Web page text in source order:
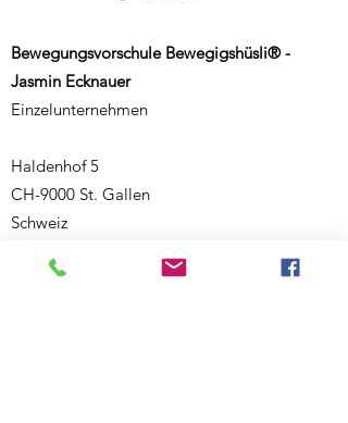
Bewegungsvorschule Bewegigshüsli® -
Jasmin Ecknauer
Einzelunternehmen
Haldenhof 5
CH-9000 St. Gallen
Schweiz
Weiterer Standort: